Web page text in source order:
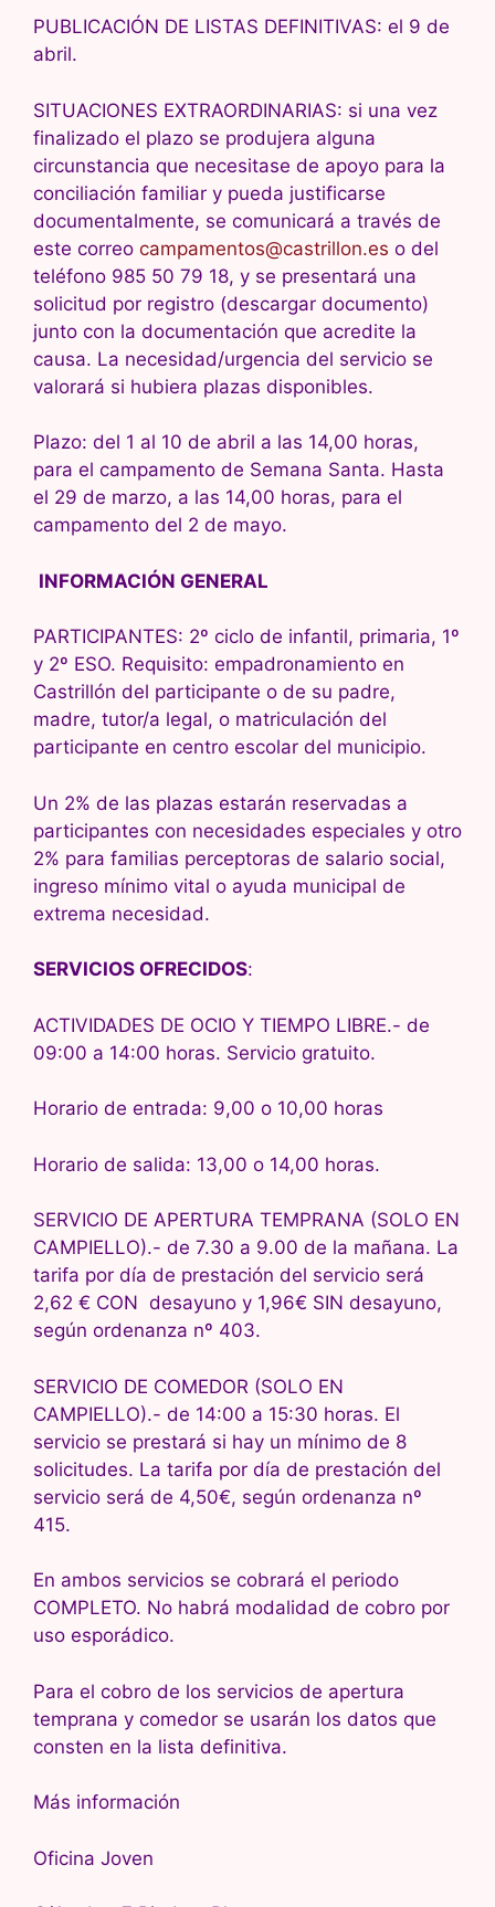
PUBLICACIÓN DE LISTAS DEFINITIVAS: el 9 de
abril.
SITUACIONES EXTRAORDINARIAS: si una vez
finalizado el plazo se produjera alguna
circunstancia que necesitase de apoyo para la
conciliación familiar y pueda justificarse
documentalmente, se comunicará a través de
este correo campamentos@castrillon.es o del
teléfono 985 50 79 18, y se presentará una
solicitud por registro (descargar documento)
junto con la documentación que acredite la
causa. La necesidad/urgencia del servicio se
valorará si hubiera plazas disponibles.
Plazo: del 1 al 10 de abril a las 14,00 horas,
para el campamento de Semana Santa. Hasta
el 29 de marzo, a las 14,00 horas, para el
campamento del 2 de mayo.
INFORMACIÓN GENERAL
PARTICIPANTES: 2º ciclo de infantil, primaria, 1º
y 2º ESO. Requisito: empadronamiento en
Castrillón del participante o de su padre,
madre, tutor/a legal, o matriculación del
participante en centro escolar del municipio.
Un 2% de las plazas estarán reservadas a
participantes con necesidades especiales y otro
2% para familias perceptoras de salario social,
ingreso mínimo vital o ayuda municipal de
extrema necesidad.
SERVICIOS OFRECIDOS:
ACTIVIDADES DE OCIO Y TIEMPO LIBRE.- de
09:00 a 14:00 horas. Servicio gratuito.
Horario de entrada: 9,00 o 10,00 horas
Horario de salida: 13,00 o 14,00 horas.
SERVICIO DE APERTURA TEMPRANA (SOLO EN
CAMPIELLO).- de 7.30 a 9.00 de la mañana. La
tarifa por día de prestación del servicio será
2,62 € CON desayuno y 1,96€ SIN desayuno,
según ordenanza nº 403.
SERVICIO DE COMEDOR (SOLO EN
CAMPIELLO).- de 14:00 a 15:30 horas. El
servicio se prestará si hay un mínimo de 8
solicitudes. La tarifa por día de prestación del
servicio será de 4,50€, según ordenanza nº
415.
En ambos servicios se cobrará el periodo
COMPLETO. No habrá modalidad de cobro por
uso esporádico.
Para el cobro de los servicios de apertura
temprana y comedor se usarán los datos que
consten en la lista definitiva.
Más información
Oficina Joven